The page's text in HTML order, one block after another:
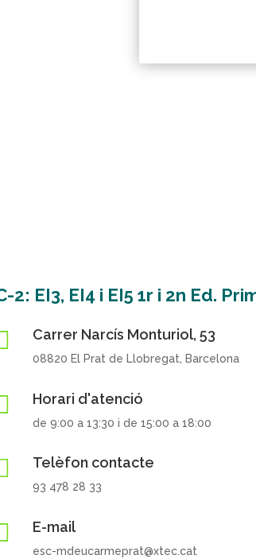
2: EI3, EI4 i EI5 1r i 2n Ed.
Carrer Narcís Monturiol, 53
08820 El Prat de Llobregat, Barcelona
Horari d'atenció
de 9:00 a 13:30 i de 15:00 a 18:00
Telèfon contacte
93 478 28 33
E-mail
esc-mdeucarmeprat@xtec.cat